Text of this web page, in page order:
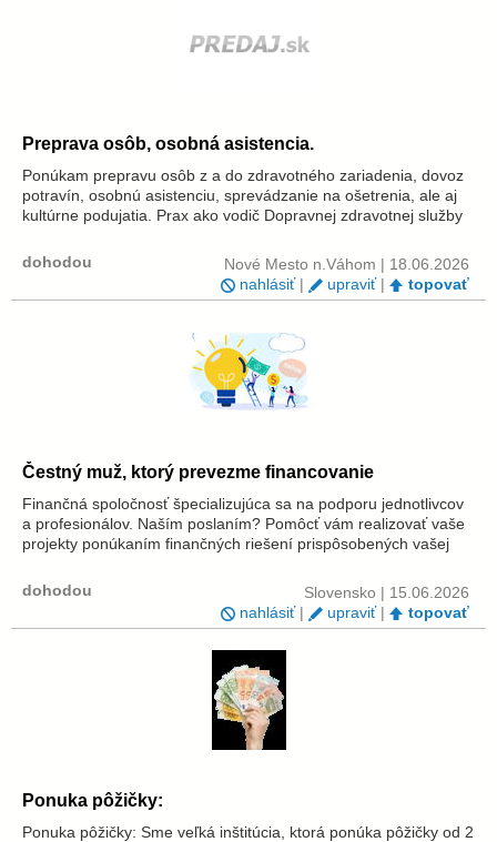
Preprava osôb, osobná asistencia.
Ponúkam prepravu osôb z a do zdravotného zariadenia, dovoz
potravín, osobnú asistenciu, sprevádzanie na ošetrenia, ale aj
kultúrne podujatia. Prax ako vodič Dopravnej zdravotnej služby
dohode aj diaľkov...
dohodou
Nové Mesto n.Váhom | 18.06.2026
nahlásiť| upraviť| topovať
Čestný muž, ktorý prevezme financovanie
Finančná spoločnosť špecializujúca sa na podporu jednotlivcov
a profesionálov. Naším poslaním? Pomôcť vám realizovať vaše
projekty ponúkaním finančných riešení prispôsobených vašej
dohodou
Slovensko | 15.06.2026
nahlásiť| upraviť| topovať
Ponuka pôžičky:
Ponuka pôžičky: Sme veľká inštitúcia, ktorá ponúka pôžičky od 2